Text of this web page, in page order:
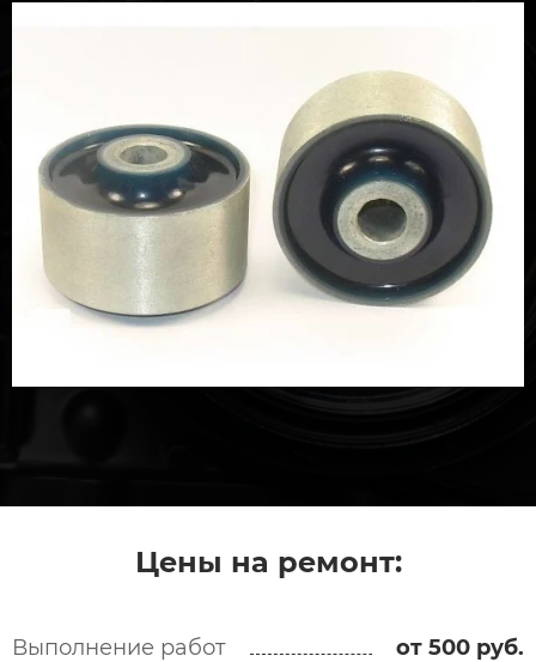
Цены на ремонт:
Выполнение работ от 500 руб.